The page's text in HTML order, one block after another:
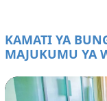
KAMATI YA
MAJUKUMU YA